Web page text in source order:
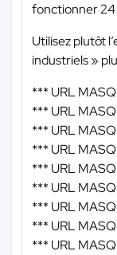
fonctionner
Utilisez plutôt
industriels »
*** URL
*** URL
*** URL
*** URL
*** URL
*** URL
*** URL
*** URL
*** URL